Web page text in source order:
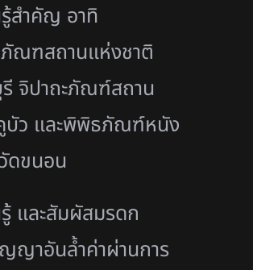
รู้สำคัญ อาทิ
ณฑสถานแห่งชาติ
จิปาถะภัณฑ์สถาน
บัว และพิพิธภัณฑ์หนัง
ดขนอน
และสัมผัสมรดก
ญาอันล้ำค่าผ่านการ